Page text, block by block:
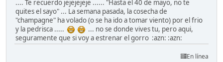
.... Te recuerdo jejejejeje ...... "Hasta el 40 de mayo, no te
quites el sayo" ... La semana pasada, la cosecha de
"champagne" ha volado (o se ha ido a tomar viento) por el frio
y la pedrisca .....
... no se donde vives tu, pero aqui,
seguramente que si voy a estrenar el gorro :azn: :azn:
En línea